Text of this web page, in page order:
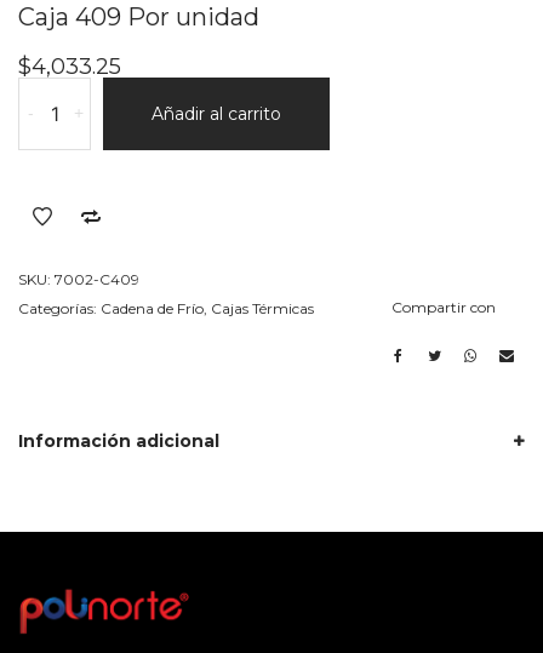
Caja 409 Por unidad
$4,033.25
-
409
Por
cantidad
+ Añadir al carrito
SKU: 7002-C409
Categorías: Cadena de Frío Cajas Térmicas Compartir con
Información adicional